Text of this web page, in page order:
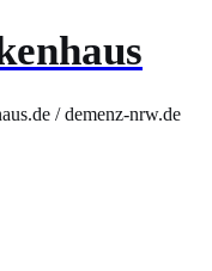
/ demenz-nrw.de